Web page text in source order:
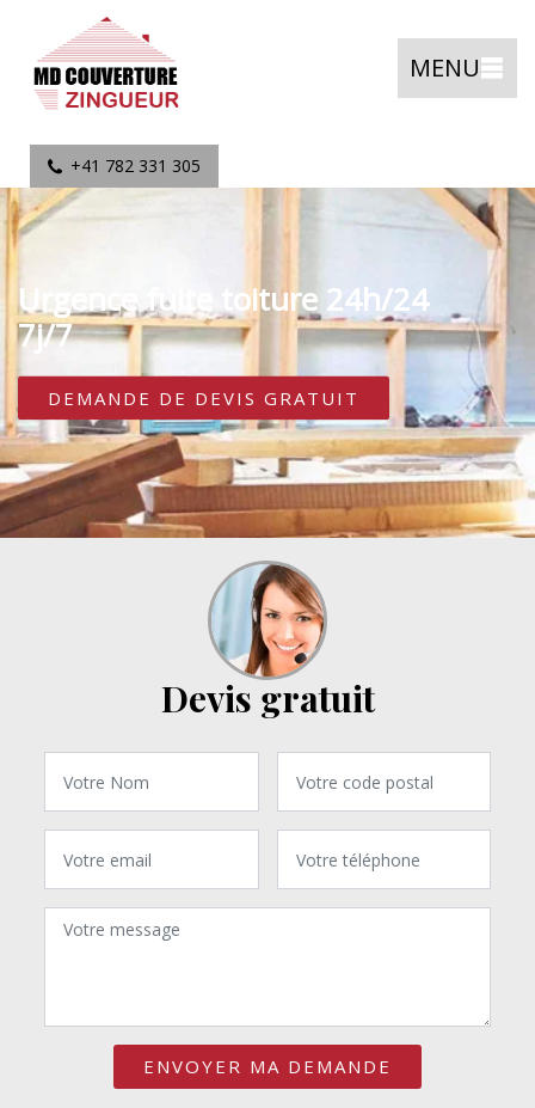
MENU
+41 782 331 305
Urgence fuite toiture 24h/24
7j/7
DEMANDE DE DEVIS GRATUIT
Devis gratuit